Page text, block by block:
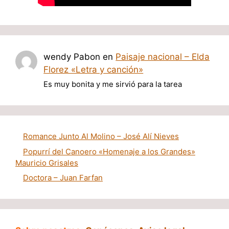
wendy Pabon en Paisaje nacional – Elda
Florez «Letra y canción»
Es muy bonita y me sirvió para la tarea
Romance Junto Al Molino – José Alí Nieves
Popurrí del Canoero «Homenaje a los Grandes»
Mauricio Grisales
Doctora – Juan Farfan